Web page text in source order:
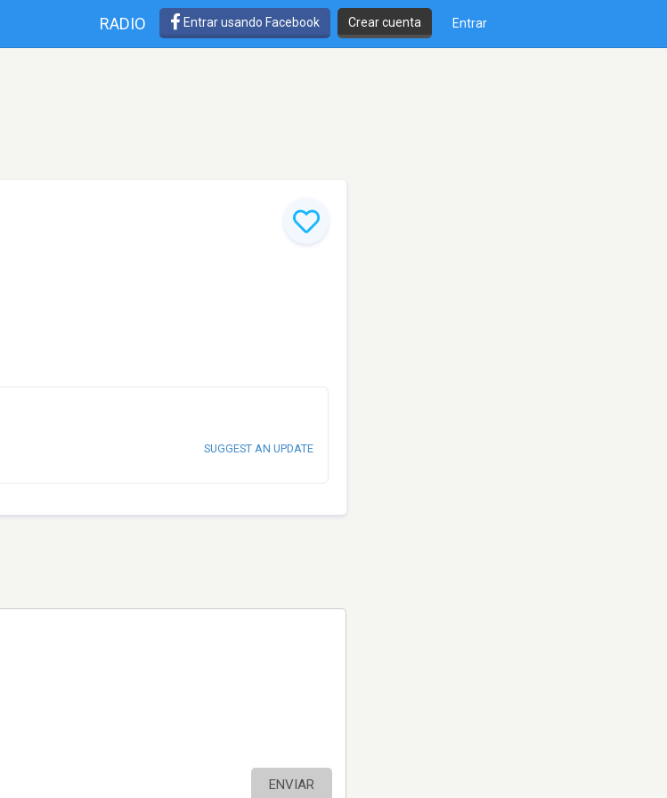
RADIO Entrar usando Facebook Crear cuenta Entrar
SUGGEST AN UPDATE
ENVIAR